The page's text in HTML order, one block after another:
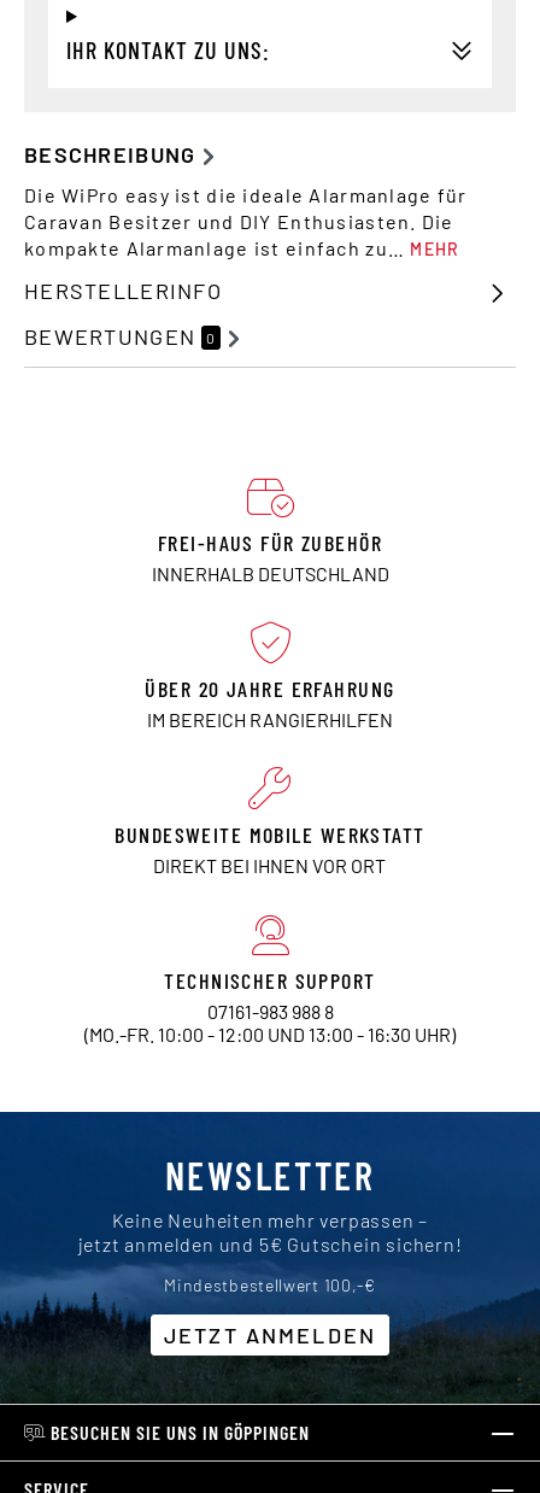
IHR KONTAKT ZU UNS:
BESCHREIBUNG
Die WiPro easy ist die ideale Alarmanlage für
Caravan Besitzer und DIY Enthusiasten. Die
kompakte Alarmanlage ist einfach zu… MEHR
HERSTELLERINFO
BEWERTUNGEN
0
FREI-HAUS FÜR ZUBEHÖR
INNERHALB DEUTSCHLAND
ÜBER 20 JAHRE ERFAHRUNG
IM BEREICH RANGIERHILFEN
BUNDESWEITE MOBILE WERKSTATT
DIREKT BEI IHNEN VOR ORT
TECHNISCHER SUPPORT
07161-983 988 8
(MO.-FR. 10:00 - 12:00 UND 13:00 - 16:30 UHR)
NEWSLETTER
Keine Neuheiten mehr verpassen –
jetzt anmelden und 5€ Gutschein sichern!
Mindestbestellwert 100,-€
JETZT ANMELDEN
BESUCHEN SIE UNS IN GÖPPINGEN